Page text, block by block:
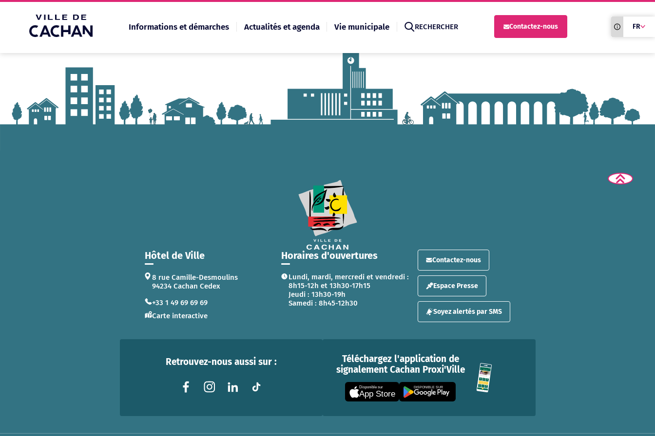
Informations et démarches Actualités et agenda Vie municipale RECHERCHER Contactez-nous
Recherche
Traduction
siteFR
Hôtel de Ville
8 rue Camille-Desmoulins
94234 Cachan Cedex
+33 1 49 69 69 69
Carte interactive
Horaires d'ouvertures
Lundi, mardi, mercredi et vendredi :
8h15-12h et 13h30-17h15
Jeudi : 13h30-19h
Samedi : 8h45-12h30
Contactez-nous
Espace Presse
Soyez alertés par SMS
Retrouvez-nous aussi sur :
Téléchargez l'application de
signalement Cachan Proxi'Ville
Disponible sur
App Store
DISPONIBLE SUR